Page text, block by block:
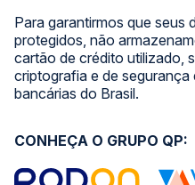
Para garantirmos que seus
protegidos, não
cartão de crédito utilizado,
criptografia e de segurança
bancárias do Brasil.
CONHEÇA O GRUPO QP: